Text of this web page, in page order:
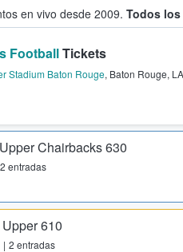
en vivo desde 2009. Todos
de entradas entre fans
FootballTickets
Stadium Baton Rouge, Baton Rouge, LA
Chairbacks 630
2 entradas
610
2 entradas